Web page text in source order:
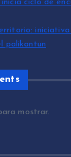
ciclo de
palikantun
mostrar.